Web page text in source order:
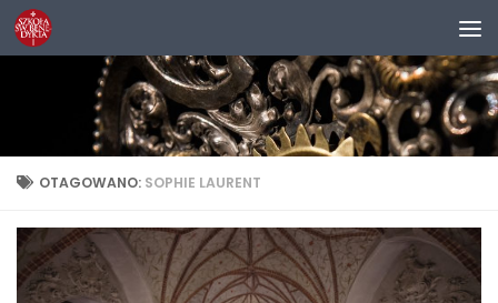
Przejdź do treści
OTAGOWANO: SOPHIE LAURENT